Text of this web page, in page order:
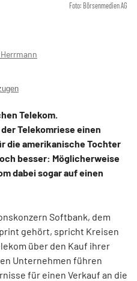
Foto: Börsenmedien AG
Telekom.
Telekomriese einen
die amerikanische Tochter
besser: Möglicherweise
dabei sogar auf einen
Softbank, dem
gehört, spricht Kreisen
über den Kauf ihrer
Unternehmen führen
für einen Verkauf an die